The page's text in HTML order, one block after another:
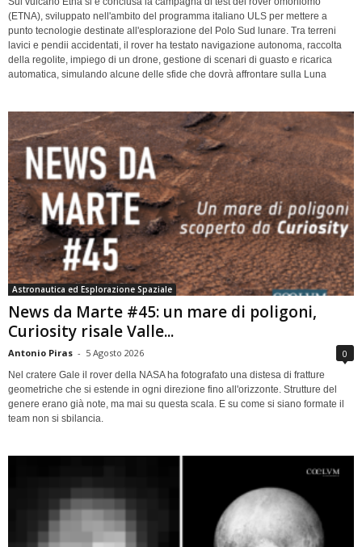
(ETNA), sviluppato nell'ambito del programma italiano ULS per mettere a
punto tecnologie destinate all'esplorazione del Polo Sud lunare. Tra terreni
lavici e pendii accidentati, il rover ha testato navigazione autonoma, raccolta
della regolite, impiego di un drone, gestione di scenari di guasto e ricarica
automatica, simulando alcune delle sfide che dovrà affrontare sulla Luna
Astronautica ed Esplorazione Spaziale
News da Marte #45: un mare di poligoni,
Curiosity risale Valle...
Antonio Piras - 5 Agosto 2026 0
Nel cratere Gale il rover della NASA ha fotografato una distesa di fratture
geometriche che si estende in ogni direzione fino all'orizzonte. Strutture del
genere erano già note, ma mai su questa scala. E su come si siano formate il
team non si sbilancia.